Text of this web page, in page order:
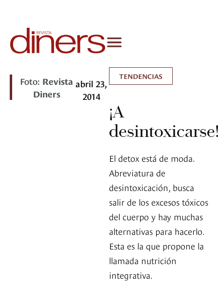
Foto: Revista
Diners
abril 23,
2014
TENDENCIAS
¡A
El detox está de moda.
Abreviatura de
desintoxicación, busca
salir de los excesos tóxicos
del cuerpo y hay muchas
alternativas para hacerlo.
Esta es la que propone la
llamada nutrición
integrativa.